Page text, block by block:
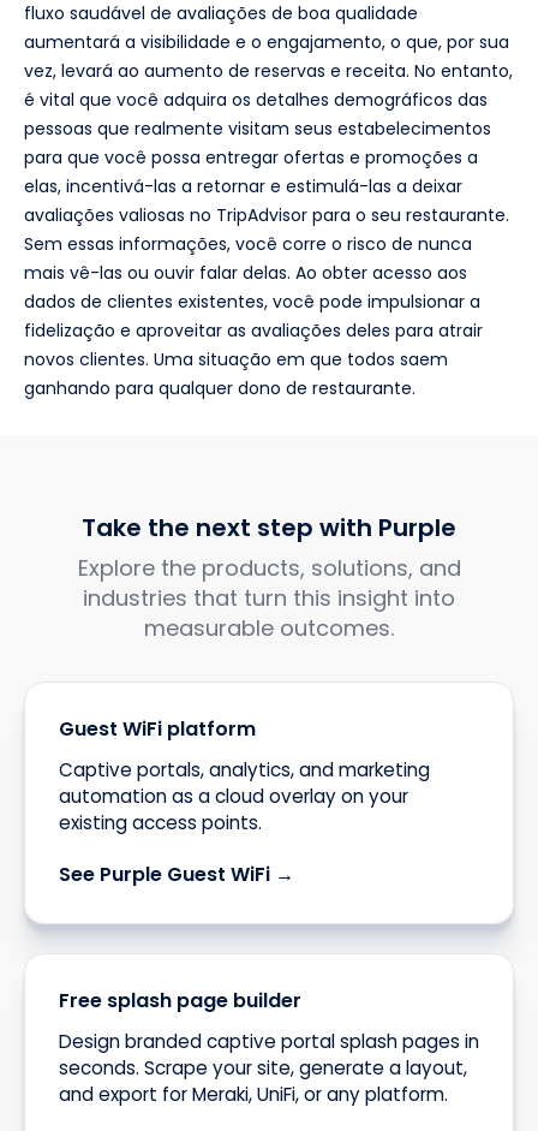
fluxo saudável de avaliações de boa qualidade
aumentará a visibilidade e o engajamento, o que, por sua
vez, levará ao aumento de reservas e receita. No entanto,
é vital que você adquira os detalhes demográficos das
pessoas que realmente visitam seus estabelecimentos
para que você possa entregar ofertas e promoções a
elas, incentivá-las a retornar e estimulá-las a deixar
avaliações valiosas no TripAdvisor para o seu restaurante.
Sem essas informações, você corre o risco de nunca
mais vê-las ou ouvir falar delas. Ao obter acesso aos
dados de clientes existentes, você pode impulsionar a
fidelização e aproveitar as avaliações deles para atrair
novos clientes. Uma situação em que todos saem
ganhando para qualquer dono de restaurante.
Take the next step with Purple
Explore the products, solutions, and
industries that turn this insight into
measurable outcomes.
Guest WiFi platform
Captive portals, analytics, and marketing
automation as a cloud overlay on your
existing access points.
See Purple Guest WiFi →
Free splash page builder
Design branded captive portal splash pages in
seconds. Scrape your site, generate a layout,
and export for Meraki, UniFi, or any platform.